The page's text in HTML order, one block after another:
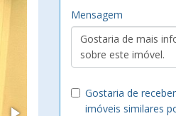
Mensagem
Gostaria de
imóveis similares